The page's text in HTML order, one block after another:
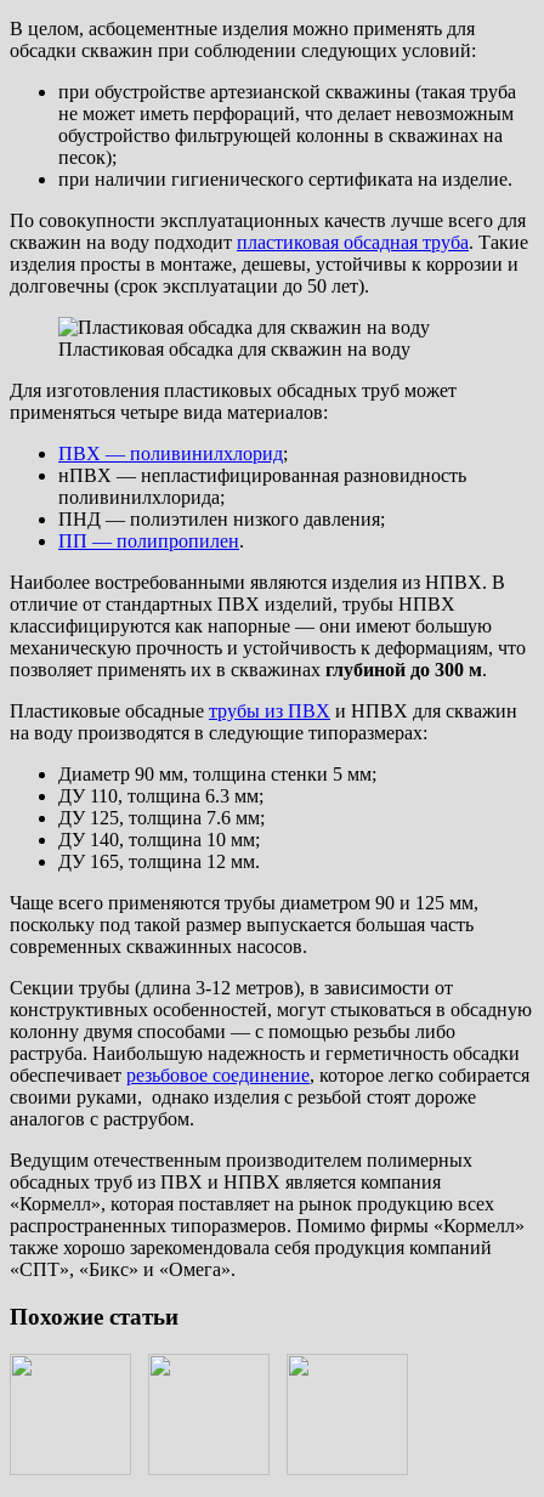
В целом, асбоцементные изделия можно применять для
обсадки скважин при соблюдении следующих условий:
при обустройстве артезианской скважины (такая труба
не может иметь перфораций, что делает невозможным
обустройство фильтрующей колонны в скважинах на
песок);
при наличии гигиенического сертификата на изделие.
По совокупности эксплуатационных качеств лучше всего для
скважин на воду подходит пластиковая обсадная труба. Такие
изделия просты в монтаже, дешевы, устойчивы к коррозии и
долговечны (срок эксплуатации до 50 лет).
Пластиковая обсадка для скважин на воду
Для изготовления пластиковых обсадных труб может
применяться четыре вида материалов:
ПВХ — поливинилхлорид;
нПВХ — непластифицированная разновидность
поливинилхлорида;
ПНД — полиэтилен низкого давления;
ПП — полипропилен.
Наиболее востребованными являются изделия из НПВХ. В
отличие от стандартных ПВХ изделий, трубы НПВХ
классифицируются как напорные — они имеют большую
механическую прочность и устойчивость к деформациям, что
позволяет применять их в скважинах глубиной до 300 м.
Пластиковые обсадные трубы из ПВХ и НПВХ для скважин
на воду производятся в следующие типоразмерах:
Диаметр 90 мм, толщина стенки 5 мм;
ДУ 110, толщина 6.3 мм;
ДУ 125, толщина 7.6 мм;
ДУ 140, толщина 10 мм;
ДУ 165, толщина 12 мм.
Чаще всего применяются трубы диаметром 90 и 125 мм,
поскольку под такой размер выпускается большая часть
современных скважинных насосов.
Секции трубы (длина 3-12 метров), в зависимости от
конструктивных особенностей, могут стыковаться в обсадную
колонну двумя способами — с помощью резьбы либо
раструба. Наибольшую надежность и герметичность обсадки
обеспечивает резьбовое соединение, которое легко собирается
своими руками, однако изделия с резьбой стоят дороже
аналогов с раструбом.
Ведущим отечественным производителем полимерных
обсадных труб из ПВХ и НПВХ является компания
«Кормелл», которая поставляет на рынок продукцию всех
распространенных типоразмеров. Помимо фирмы «Кормелл»
также хорошо зарекомендовала себя продукция компаний
«СПТ», «Бикс» и «Омега».
Похожие статьи